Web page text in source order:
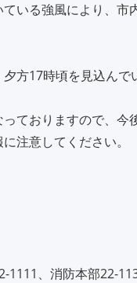
いる強風により、市
方17時頃を見込んで
ておりますので、今
注意してください。
1111、消防本部22-